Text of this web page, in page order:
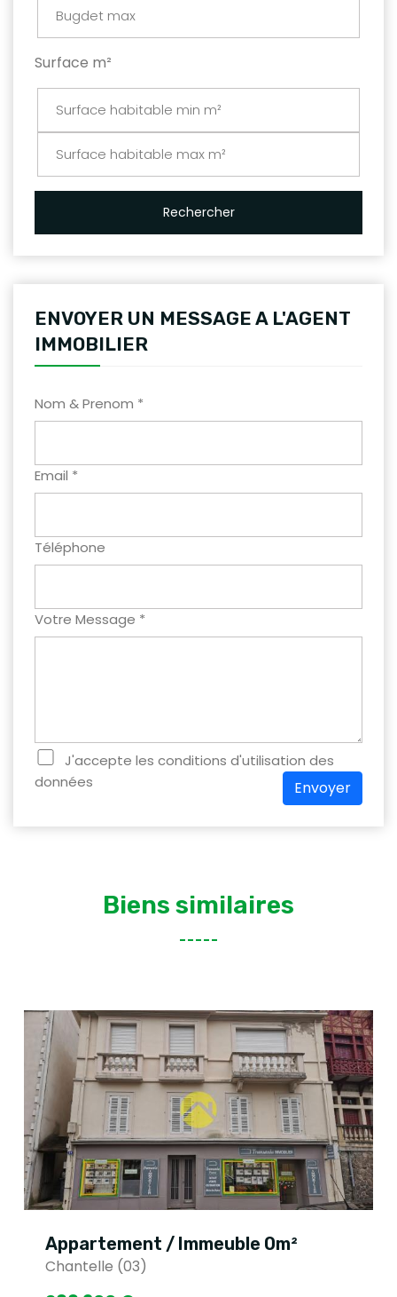
Surface m²
Rechercher
ENVOYER UN MESSAGE A L'AGENT
IMMOBILIER
Nom & Prenom *
Email *
Téléphone
Votre Message *
J'accepte les conditions d'utilisation des
données
Envoyer
Biens similaires
Appartement / Immeuble 0m²
Chantelle (03)